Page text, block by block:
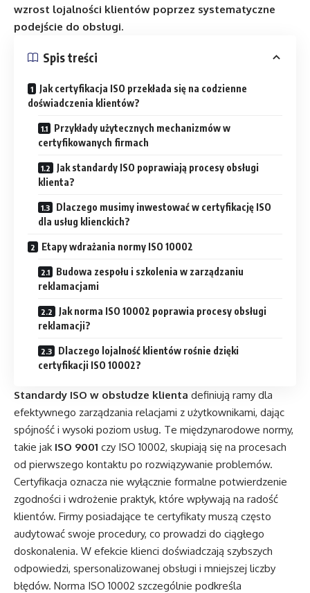
wzrost lojalności klientów poprzez systematyczne
podejście do obsługi.
Spis treści
Jak certyfikacja ISO przekłada się na codzienne
doświadczenia klientów?
Przykłady użytecznych mechanizmów w
certyfikowanych firmach
Jak standardy ISO poprawiają procesy obsługi
klienta?
Dlaczego musimy inwestować w certyfikację ISO
dla usług klienckich?
Etapy wdrażania normy ISO 10002
Budowa zespołu i szkolenia w zarządzaniu
reklamacjami
Jak norma ISO 10002 poprawia procesy obsługi
reklamacji?
Dlaczego lojalność klientów rośnie dzięki
certyfikacji ISO 10002?
Standardy ISO w obsłudze klienta definiują ramy dla
efektywnego zarządzania relacjami z użytkownikami, dając
spójność i wysoki poziom usług. Te międzynarodowe normy,
takie jak ISO 9001 czy ISO 10002, skupiają się na procesach
od pierwszego kontaktu po rozwiązywanie problemów.
Certyfikacja oznacza nie wyłącznie formalne potwierdzenie
zgodności i wdrożenie praktyk, które wpływają na radość
klientów. Firmy posiadające te certyfikaty muszą często
audytować swoje procedury, co prowadzi do ciągłego
doskonalenia. W efekcie klienci doświadczają szybszych
odpowiedzi, spersonalizowanej obsługi i mniejszej liczby
błędów. Norma ISO 10002 szczególnie podkreśla